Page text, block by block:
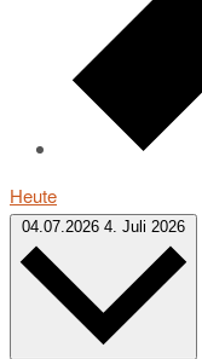
Heute
04.07.2026 4. Juli 2026